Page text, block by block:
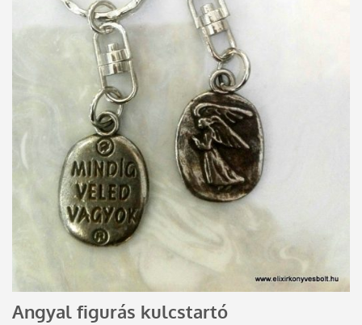
Angyal figurás kulcstartó